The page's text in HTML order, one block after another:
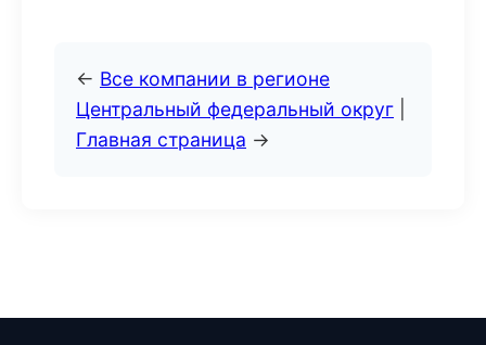
← Все компании в регионе
Центральный федеральный округ
Главная страница →